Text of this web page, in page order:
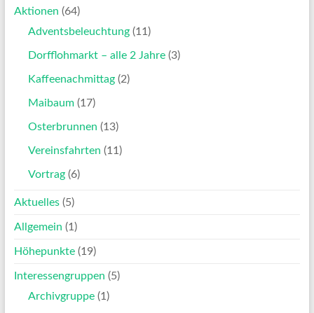
Aktionen (64)
Adventsbeleuchtung(11)
Dorfflohmarkt – alle 2 Jahre(3)
Kaffeenachmittag(2)
Maibaum(17)
Osterbrunnen (13)
Vereinsfahrten (11)
Vortrag(6)
Aktuelles(5)
Allgemein (1)
Höhepunkte(19)
Interessengruppen (5)
Archivgruppe(1)